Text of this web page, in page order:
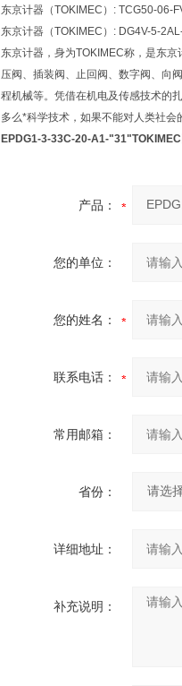
东京计器（TOKIMEC）: TCG50-06-
东京计器（TOKIMEC）: DG4V-5-
东京计器，身为TOKIMEC称，是东
压阀、插装阀、止回阀、数字阀、向
程机械等。凭借在机电及传感技术的
多么*科学技术，如果不能对人类社会
EPDG1-3-33C-20-A1-
产品：
您的单位：
您的姓名：
联系电话：
常用邮箱：
省份：
详细地址：
补充说明：